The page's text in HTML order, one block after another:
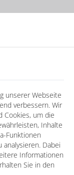
unserer Webseite
verbessern. Wir
Cookies, um die
Inhalte
Funktionen
Dabei
Informationen
Sie in den